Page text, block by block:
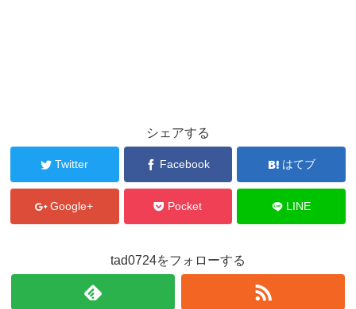
シェアする
Twitter Facebook はてブ
Google+ Pocket LINE
tad0724をフォローする